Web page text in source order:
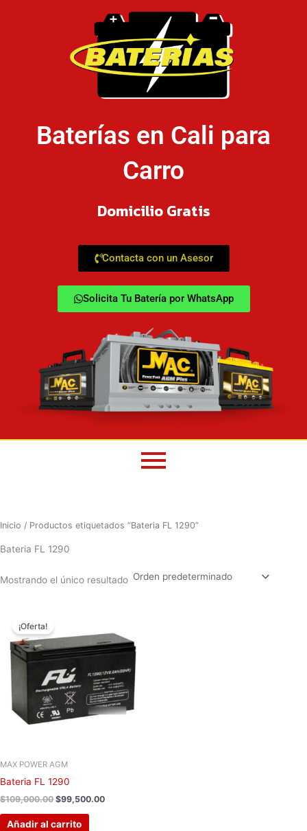
Baterías en Cali para
Carro
Domicilio Gratis
Contacta con un Asesor
Solicita Tu Batería por WhatsApp
Inicio / Productos etiquetados “Bateria FL 1290”
Bateria FL 1290
Mostrando el único resultado
¡Oferta!
MAX POWER AGM
Bateria FL 1290
$109,000.00
$109,000.00.
$99,500.00
actual
es:
$99,500.00.
Añadir al carrito